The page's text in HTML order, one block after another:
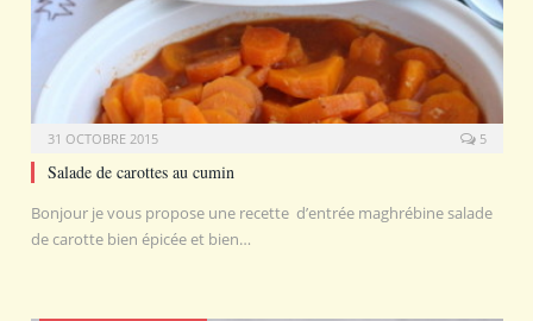
31 OCTOBRE 2015 5
Salade de carottes au cumin
Bonjour je vous propose une recette d’entrée maghrébine salade
de carotte bien épicée et bien…